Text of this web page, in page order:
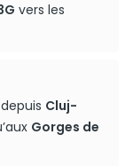
vers les
Cluj-
Gorges de